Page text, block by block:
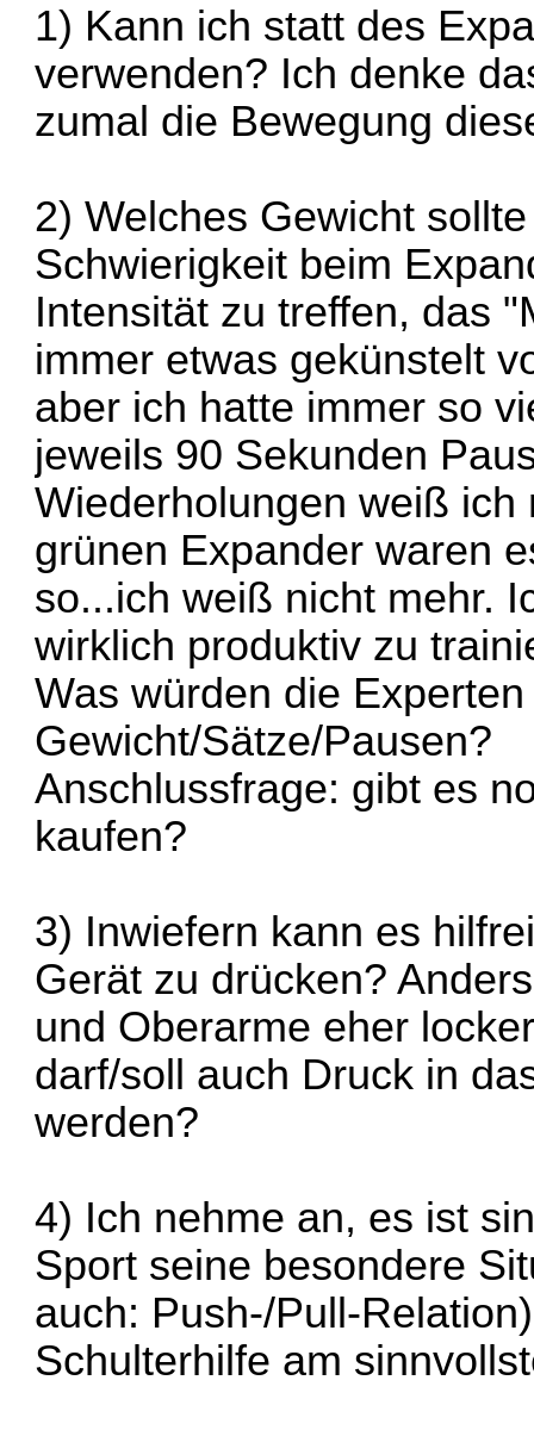
1) Kann ich statt des
verwenden? Ich denke
zumal die Bewegung
2) Welches Gewicht
Schwierigkeit beim
Intensität zu treffen, das
immer etwas gekünstelt
aber ich hatte immer so
jeweils 90 Sekunden
Wiederholungen weiß
grünen Expander waren
so...ich weiß nicht mehr.
wirklich produktiv zu
Was würden die
Gewicht/Sätze/Pausen?
Anschlussfrage: gibt es
kaufen?
3) Inwiefern kann es
Gerät zu drücken?
und Oberarme eher
darf/soll auch Druck in
werden?
4) Ich nehme an, es ist
Sport seine besondere
auch: Push-/Pull-
Schulterhilfe am